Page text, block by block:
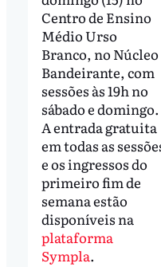
Centro de Ensino
Médio Urso
Branco, no Núcleo
Bandeirante, com
sessões às 19h no
sábado e domingo.
A entrada gratuita
em todas as
e os ingressos do
primeiro fim de
semana estão
disponíveis na
plataforma
Sympla.